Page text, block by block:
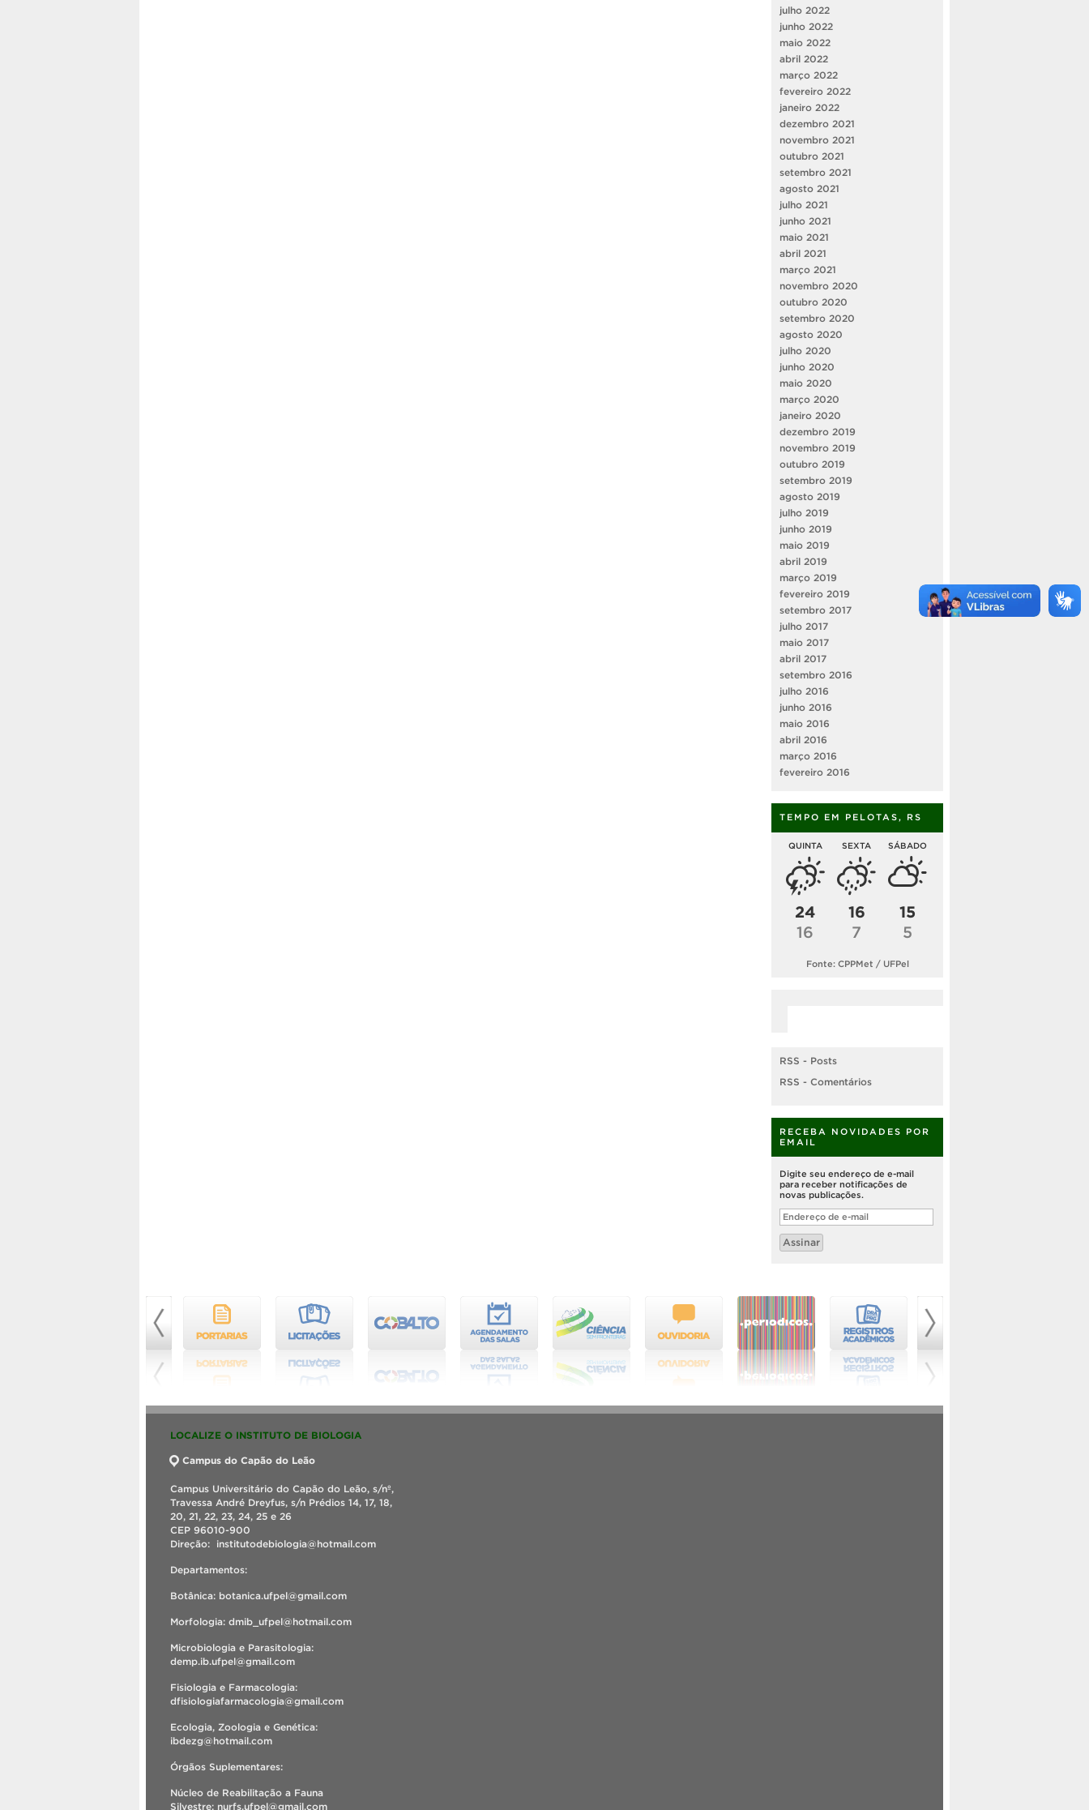
julho 2022
junho 2022
maio 2022
abril 2022
março 2022
fevereiro 2022
janeiro 2022
dezembro 2021
novembro 2021
outubro 2021
setembro 2021
agosto 2021
julho 2021
junho 2021
maio 2021
abril 2021
março 2021
novembro 2020
outubro 2020
setembro 2020
agosto 2020
julho 2020
junho 2020
maio 2020
março 2020
janeiro 2020
dezembro 2019
novembro 2019
outubro 2019
setembro 2019
agosto 2019
julho 2019
junho 2019
maio 2019
abril 2019
março 2019
fevereiro 2019
setembro 2017
julho 2017
maio 2017
abril 2017
setembro 2016
julho 2016
junho 2016
maio 2016
abril 2016
março 2016
fevereiro 2016
TEMPO EM PELOTAS, RS
QUINTA
24
16
SEXTA
16
7
SÁBADO
15
5
Fonte: CPPMet / UFPel
RSS - Posts
RSS - Comentários
RECEBA NOVIDADES POR
EMAIL
Digite seu endereço de e-mail
para receber notificações de
novas publicações.
Endereço
de
e-
mail
Assinar
LOCALIZE O INSTITUTO DE BIOLOGIA
Campus do Capão do Leão
Campus Universitário do Capão do Leão, s/nº,
Travessa André Dreyfus, s/n Prédios 14, 17, 18,
20, 21, 22, 23, 24, 25 e 26
CEP 96010-900
Direção: institutodebiologia@hotmail.com
Departamentos:
Botânica: botanica.ufpel@gmail.com
Morfologia: dmib_ufpel@hotmail.com
Microbiologia e Parasitologia:
demp.ib.ufpel@gmail.com
Fisiologia e Farmacologia:
dfisiologiafarmacologia@gmail.com
Ecologia, Zoologia e Genética:
ibdezg@hotmail.com
Órgãos Suplementares:
Núcleo de Reabilitação a Fauna
Silvestre: nurfs.ufpel@gmail.com